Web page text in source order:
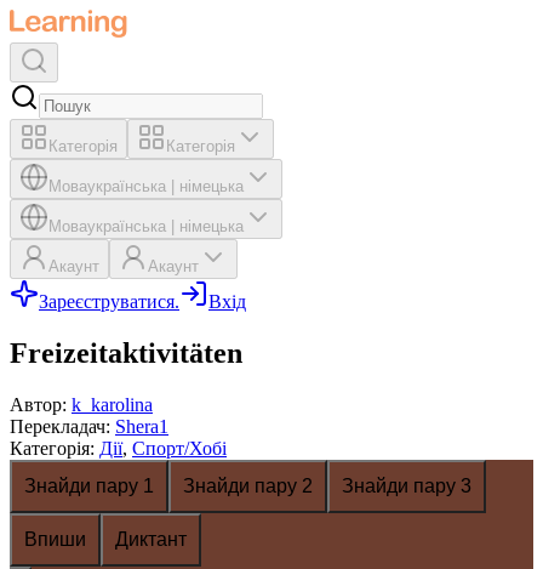
Категорія Категорія
Моваукраїнська німецька
Моваукраїнська німецька
Акаунт Акаунт
Зареєструватися. Вхід
Freizeitaktivitäten
Автор: k_karolina
Перекладач: Shera1
Категорія: Дії, Спорт/Хобі
Знайди пару 1
Знайди пару 2 Знайди пару 3
Впиши Диктант